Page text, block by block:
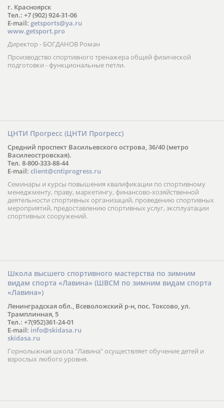
г. Красноярск
Тел.: +7 (902) 924-31-06
E-mail: getsports@ya.ru
www.getsport.pro
Директор - БОГДАНОВ Роман
Производство спортивного тренажера общей физической
подготовки - функциональные петли.
ЦНТИ Прогресс (ЦНТИ Прогресс)
Средний проспект Васильевского острова, 36/40 (метро
Василеостровская).
Тел. 8-800-333-88-44
E-mail: client@cntiprogress.ru
Семинары и курсы повышения квалификации по спортивному
менеджменту, праву, маркетингу, финансово-хозяйственной
деятельности спортивных организаций, проведению спортивных
мероприятий, предоставлению спортивных услуг, эксплуатации
спортивных сооружений.
Школа высшего спортивного мастерства по зимним
видам спорта «Лавина» (ШВСМ по зимним видам спорта
«Лавина»)
Ленинградская обл., Всеволожский р-н, пос. Токсово, ул.
Трамплинная, 5
Тел.: +7(952)361-24-01
E-mail: info@skidasa.ru
skidasa.ru
Горнолыжная школа "Лавина" осуществляет обучение детей и
взрослых любого уровня.